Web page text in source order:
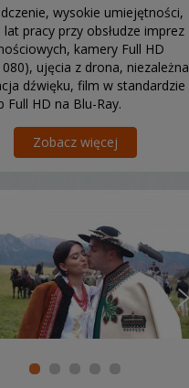
wysokie umiejętności,
pracy przy obsłudze imprez
kamery Full HD
ujęcia z drona, niezależna
dźwięku, film w standardzie
Full HD na Blu-Ray.
Zobacz więcej